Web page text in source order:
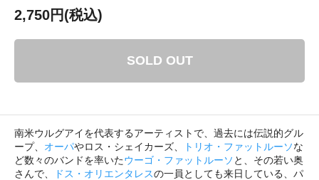
2,750円(税込)
SOLD OUT
南米ウルグアイを代表するアーティストで、過去には伝説的グル
ープ、 オーパやロス・シェイカーズ、 トリオ・ファットルーソな
ど数々のバンドを率いたウーゴ・ファットルーソ と、その若い奥
さんで、
ドス・オリエンタレスの一員としても来日している、パ